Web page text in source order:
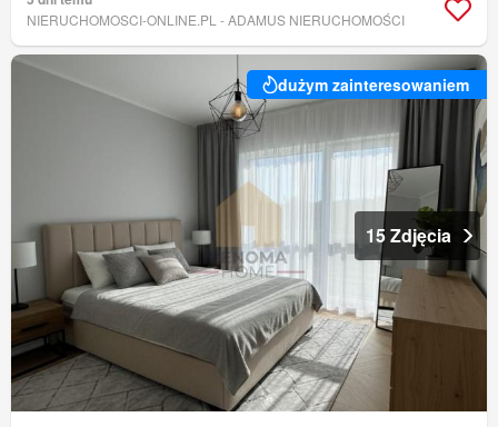
NIERUCHOMOSCI-ONLINE.PL - ADAMUS NIERUCHOMOŚCI
dużym zainteresowaniem
15 Zdjęcia